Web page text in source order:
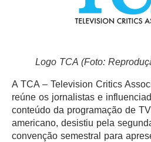
Logo TCA (Foto:
A TCA – Television Critics
reúne os jornalistas e
conteúdo da programação de
americano, desistiu pela
convenção semestral para